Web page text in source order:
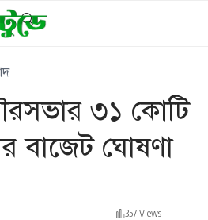
৩১ কোটি
বাজেট ঘোষণা
357 Views